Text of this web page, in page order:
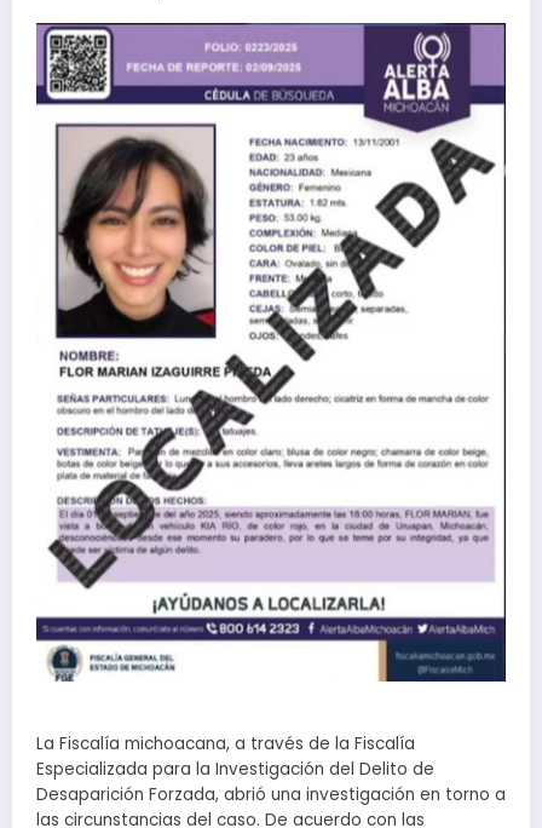
La Fiscalía michoacana, a través de la Fiscalía
Especializada para la Investigación del Delito de
Desaparición Forzada, abrió una investigación en torno a
las circunstancias del caso. De acuerdo con las